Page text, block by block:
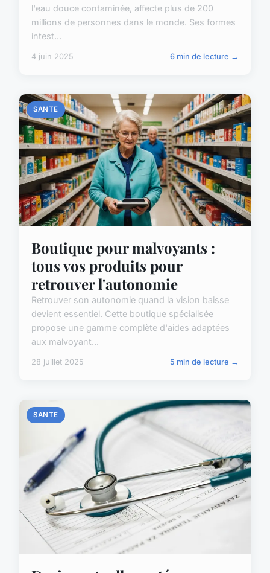
l'eau douce contaminée, affecte plus de 200
millions de personnes dans le monde. Ses formes
intest...
4 juin 2025 6 min de lecture →
SANTE
Boutique pour malvoyants :
tous vos produits pour
retrouver l'autonomie
Retrouver son autonomie quand la vision baisse
devient essentiel. Cette boutique spécialisée
propose une gamme complète d'aides adaptées
aux malvoyant...
28 juillet 2025 5 min de lecture →
SANTE